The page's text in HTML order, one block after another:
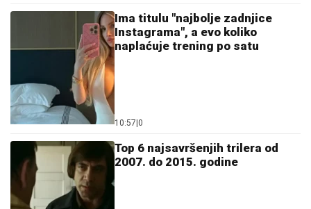
Ima titulu "najbolje zadnjice
Instagrama", a evo koliko
naplaćuje trening po satu
10:57|0
Top 6 najsavršenjih trilera od
2007. do 2015. godine